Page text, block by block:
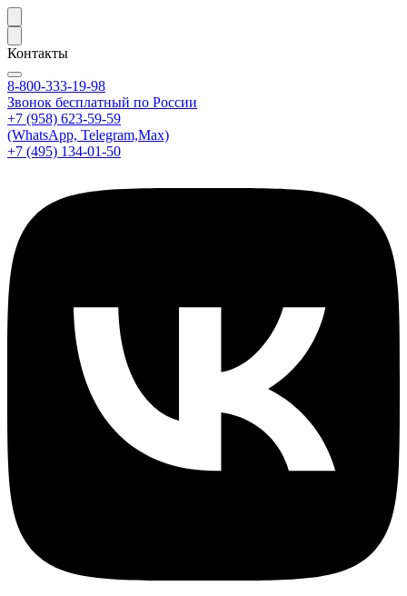
Контакты
8-800-333-19-98
Звонок бесплатный по России
+7 (958) 623-59-59
(WhatsApp, Telegram,Max)
+7 (495) 134-01-50